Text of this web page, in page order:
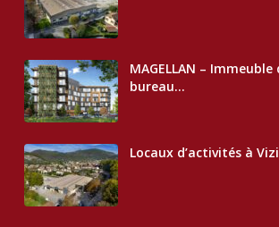
MAGELLAN – Immeuble
bureau...
Locaux d’activités à